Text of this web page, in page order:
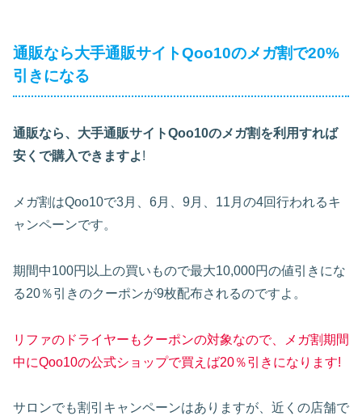
通販なら大手通販サイトQoo10のメガ割で20%
引きになる
通販なら、大手通販サイトQoo10のメガ割を利用すれば
安くで購入できますよ !
メガ割はQoo10で3月、6月、9月、11月の4回行われるキ
ャンペーンです。
期間中100円以上の買いもので最大10,000円の値引きにな
る20％引きのクーポンが9枚配布されるのですよ。
リファのドライヤーもクーポンの対象なので、メガ割期間
中にQoo10の公式ショップで買えば20％引きになります!
サロンでも割引キャンペーンはありますが、近くの店舗で